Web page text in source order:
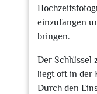
einzufangen
bringen.
Der Schlüssel
liegt oft in der
Durch den